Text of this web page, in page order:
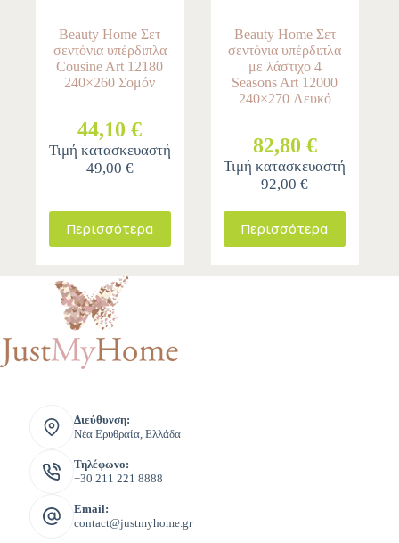
Beauty Home Σετ
σεντόνια υπέρδιπλα
Cousine Art 12180
240×260 Σομόν
44,10 €
Τιμή κατασκευαστή
49,00 €
Περισσότερα
Beauty Home Σετ
σεντόνια υπέρδιπλα
με λάστιχο 4
Seasons Art 12000
240×270 Λευκό
82,80 €
Τιμή κατασκευαστή
92,00 €
Περισσότερα
Διεύθυνση:
Νέα Ερυθραία, Ελλάδα
Τηλέφωνο:
+30 211 221 8888
Email:
contact@justmyhome.gr